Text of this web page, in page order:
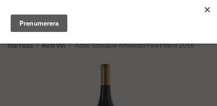
Startsida / Rött Vin / Adler Schnabel Altinembi Pinot Nero 2016